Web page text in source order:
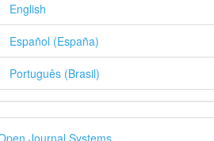
English
Español (España)
Português (Brasil)
Journal Systems